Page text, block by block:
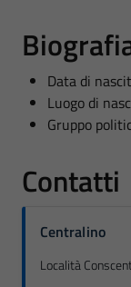
Data di
Luogo di
Gruppo
Contatti
Centralino
Località